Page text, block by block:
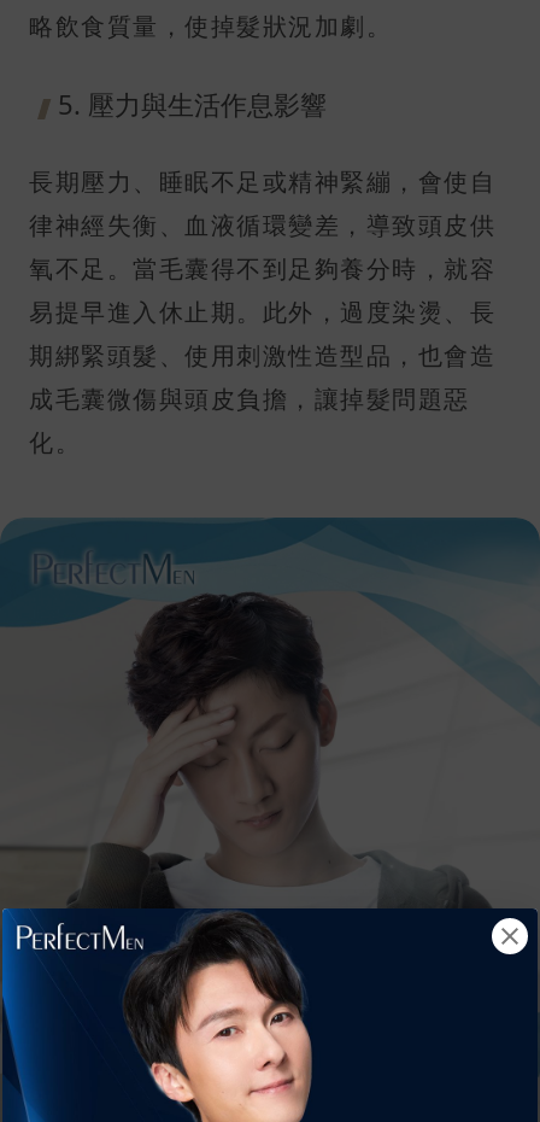
略飲食質量，使掉髮狀況加劇。
5. 壓力與生活作息影響
長期壓力、睡眠不足或精神緊繃，會使自
律神經失衡、血液循環變差，導致頭皮供
氧不足。當毛囊得不到足夠養分時，就容
易提早進入休止期。此外，過度染燙、長
期綁緊頭髮、使用刺激性造型品，也會造
成毛囊微傷與頭皮負擔，讓掉髮問題惡
化。